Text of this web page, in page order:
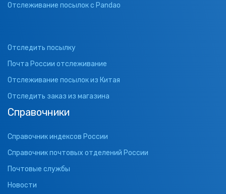
Отслеживание посылок с Pandao
Отследить посылку
Почта России отслеживание
Отслеживание посылок из Китая
Отследить заказ из магазина
Справочники
Справочник индексов России
Справочник почтовых отделений России
Почтовые службы
Новости